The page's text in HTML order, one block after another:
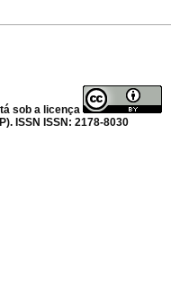
sob a licença
ISSN ISSN: 2178-8030